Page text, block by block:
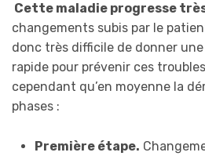
Cette maladie progresse
changements subis par le
donc très difficile de donner
rapide pour prévenir ces
cependant qu’en moyenne la
phases :
Première étape.